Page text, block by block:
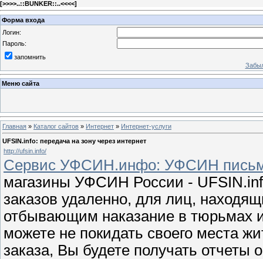
[>>>>..::BUNKER::..<<<<]
Форма входа
Логин:
Пароль:
запомнить
Меню сайта
Главная » Каталог сайтов » Интернет » Интернет-услуги
UFSIN.info: передача на зону через интернет
http://ufsin.info/
Сервис УФСИН.инфо: УФСИН
магазины УФСИН России -
заказов удаленно, для лиц,
отбывающим наказание в тюрьмах
можете не покидать своего места
заказа, Вы будете получать отчеты